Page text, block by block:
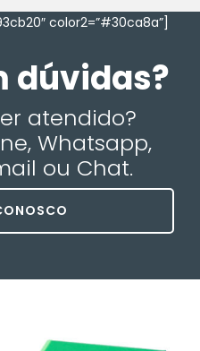
color2=”#30ca8a”]
dúvidas?
atendido?
Whatsapp,
ou Chat.